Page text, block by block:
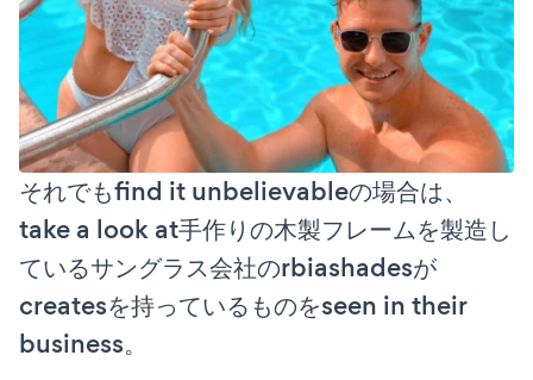
それでもfind it unbelievableの場合は、
take a look at手作りの木製フレームを製造し
ているサングラス会社のrbiashadesが
createsを持っているものをseen in their
business。